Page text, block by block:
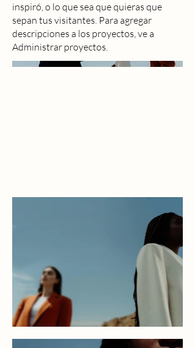
inspiró, o lo que sea que quieras que
sepan tus visitantes. Para agregar
descripciones a los proyectos, ve a
Administrar proyectos.